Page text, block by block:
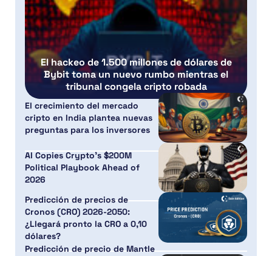
El hackeo de 1.500 millones de dólares de
Bybit toma un nuevo rumbo mientras el
tribunal congela cripto robada
El crecimiento del mercado
cripto en India plantea nuevas
preguntas para los inversores
AI Copies Crypto’s $200M
Political Playbook Ahead of
2026
Predicción de precios de
Cronos (CRO) 2026-2050:
¿Llegará pronto la CRO a 0,10
dólares?
Predicción de precio de Mantle